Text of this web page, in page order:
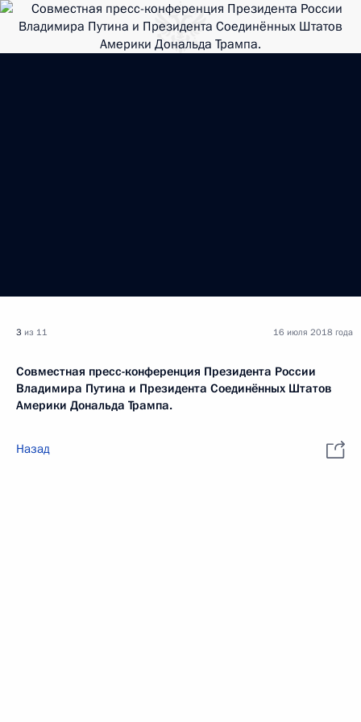
3 из 11
Совместная пресс-конференция Президента России
Владимира Путина и Президента Соединённых Штатов
Америки Дональда Трампа.
16 июля 2018 года
Назад